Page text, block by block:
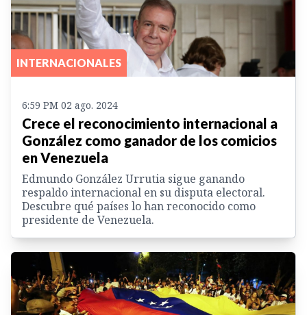
INTERNACIONALES
6:59 PM 02 ago. 2024
Crece el reconocimiento internacional a
González como ganador de los comicios
en Venezuela
Edmundo González Urrutia sigue ganando
respaldo internacional en su disputa electoral.
Descubre qué países lo han reconocido como
presidente de Venezuela.